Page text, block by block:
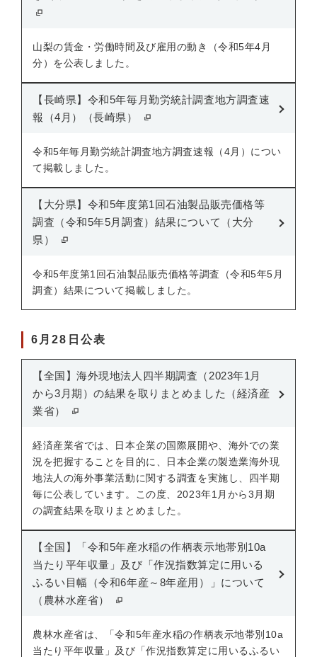
山梨の賃金・労働時間及び雇用の動き（令和5年4月
分）を公表しました。
【長崎県】令和5年毎月勤労統計調査地方調査速
報（4月）（長崎県）
令和5年毎月勤労統計調査地方調査速報（4月）につい
て掲載しました。
【大分県】令和5年度第1回石油製品販売価格等
調査（令和5年5月調査）結果について（大分
県）
令和5年度第1回石油製品販売価格等調査（令和5年5月
調査）結果について掲載しました。
6月28日公表
【全国】海外現地法人四半期調査（2023年1月
から3月期）の結果を取りまとめました（経済産
業省）
経済産業省では、日本企業の国際展開や、海外での業
況を把握することを目的に、日本企業の製造業海外現
地法人の海外事業活動に関する調査を実施し、四半期
毎に公表しています。この度、2023年1月から3月期
の調査結果を取りまとめました。
【全国】「令和5年産⽔稲の作柄表⽰地帯別10a
当たり平年収量」及び「作況指数算定に用いる
ふるい目幅（令和6年産～8年産用）」について
（農林水産省）
農林水産省は、「令和5年産水稲の作柄表示地帯別10a
当たり平年収量」及び「作況指数算定に用いるふるい